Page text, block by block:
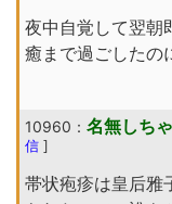
夜中自覚して翌朝
癒まで過ごしたの
10960： 名無しち
信 ]
帯状疱疹は皇后雅